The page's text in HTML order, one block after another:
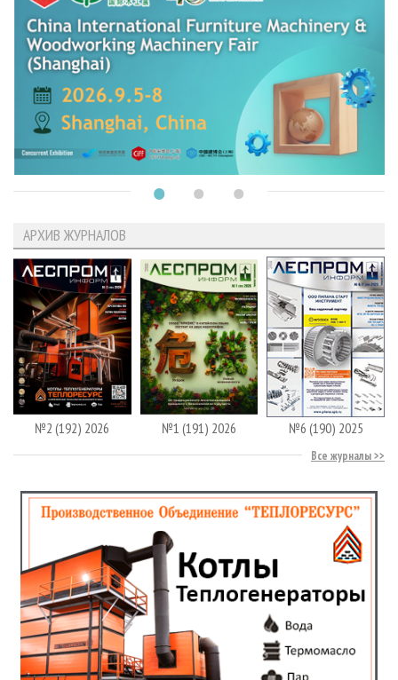
АРХИВ ЖУРНАЛОВ
№2 (192) 2026 №1 (191) 2026 №6 (190) 2025
Все журналы